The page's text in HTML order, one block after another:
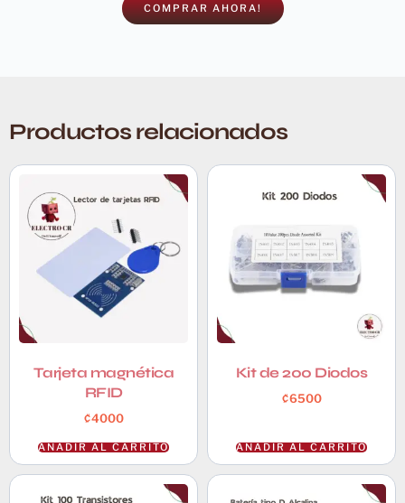
COMPRAR AHORA!
Productos relacionados
Tarjeta magnética
RFID
₡4000
AÑADIR AL CARRITO
Kit de 200 Diodos
₡6500
AÑADIR AL CARRITO